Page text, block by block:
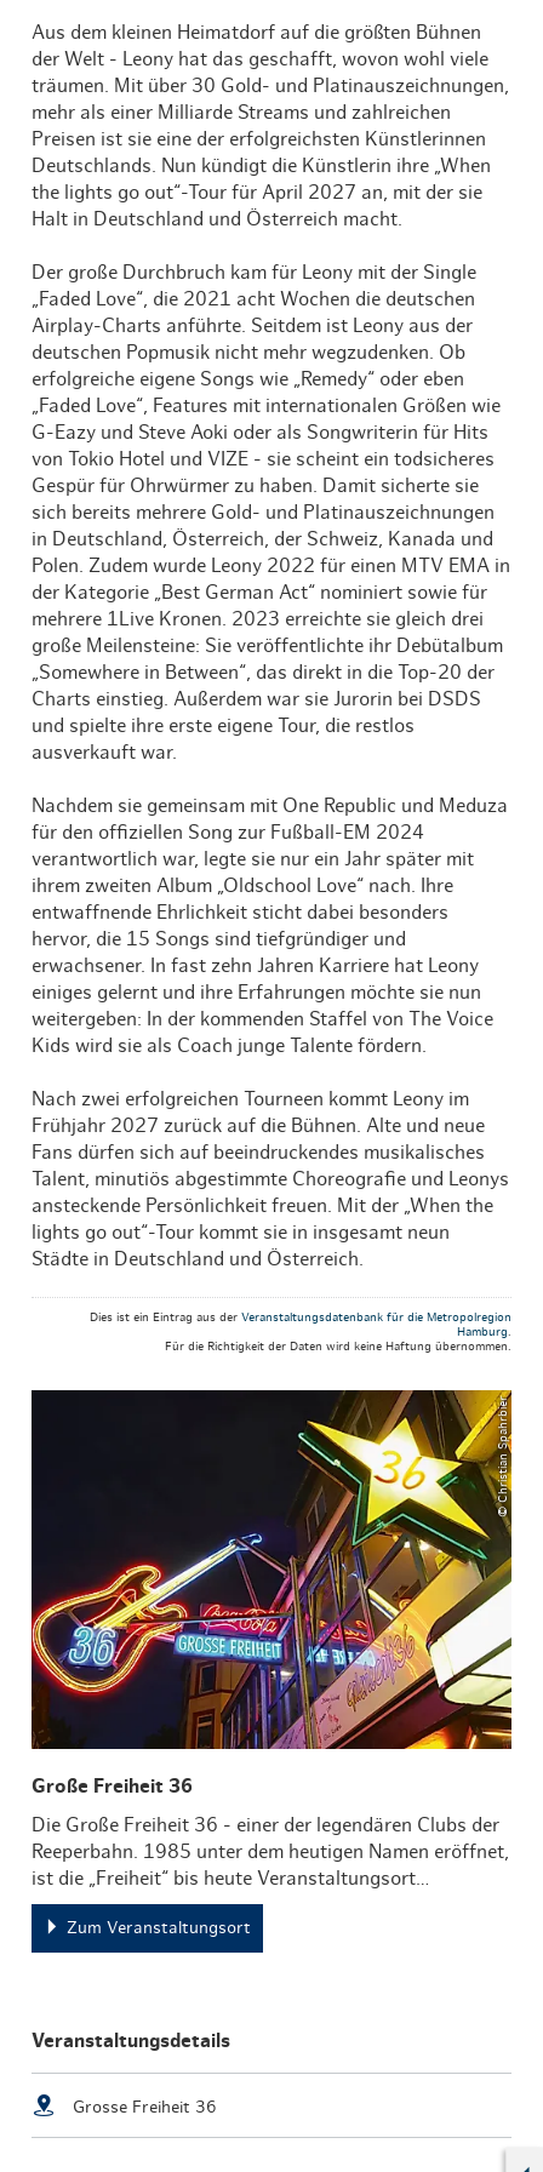
Aus dem kleinen Heimatdorf auf die größten Bühnen
der Welt - Leony hat das geschafft, wovon wohl viele
träumen. Mit über 30 Gold- und Platinauszeichnungen,
mehr als einer Milliarde Streams und zahlreichen
Preisen ist sie eine der erfolgreichsten Künstlerinnen
Deutschlands. Nun kündigt die Künstlerin ihre „When
the lights go out“-Tour für April 2027 an, mit der sie
Halt in Deutschland und Österreich macht.
Der große Durchbruch kam für Leony mit der Single
„Faded Love“, die 2021 acht Wochen die deutschen
Airplay-Charts anführte. Seitdem ist Leony aus der
deutschen Popmusik nicht mehr wegzudenken. Ob
erfolgreiche eigene Songs wie „Remedy“ oder eben
„Faded Love“, Features mit internationalen Größen wie
G-Eazy und Steve Aoki oder als Songwriterin für Hits
von Tokio Hotel und VIZE - sie scheint ein todsicheres
Gespür für Ohrwürmer zu haben. Damit sicherte sie
sich bereits mehrere Gold- und Platinauszeichnungen
in Deutschland, Österreich, der Schweiz, Kanada und
Polen. Zudem wurde Leony 2022 für einen MTV EMA in
der Kategorie „Best German Act“ nominiert sowie für
mehrere 1Live Kronen. 2023 erreichte sie gleich drei
große Meilensteine: Sie veröffentlichte ihr Debütalbum
„Somewhere in Between“, das direkt in die Top-20 der
Charts einstieg. Außerdem war sie Jurorin bei DSDS
und spielte ihre erste eigene Tour, die restlos
ausverkauft war.
Nachdem sie gemeinsam mit One Republic und Meduza
für den offiziellen Song zur Fußball-EM 2024
verantwortlich war, legte sie nur ein Jahr später mit
ihrem zweiten Album „Oldschool Love“ nach. Ihre
entwaffnende Ehrlichkeit sticht dabei besonders
hervor, die 15 Songs sind tiefgründiger und
erwachsener. In fast zehn Jahren Karriere hat Leony
einiges gelernt und ihre Erfahrungen möchte sie nun
weitergeben: In der kommenden Staffel von The Voice
Kids wird sie als Coach junge Talente fördern.
Nach zwei erfolgreichen Tourneen kommt Leony im
Frühjahr 2027 zurück auf die Bühnen. Alte und neue
Fans dürfen sich auf beeindruckendes musikalisches
Talent, minutiös abgestimmte Choreografie und Leonys
ansteckende Persönlichkeit freuen. Mit der „When the
lights go out“-Tour kommt sie in insgesamt neun
Städte in Deutschland und Österreich.
Dies ist ein Eintrag aus der Veranstaltungsdatenbank für die Metropolregion
Hamburg.
Für die Richtigkeit der Daten wird keine Haftung übernommen.
© Christian Spahrbier
Große Freiheit 36
Die Große Freiheit 36 - einer der legendären Clubs der
Reeperbahn. 1985 unter dem heutigen Namen eröffnet,
ist die „Freiheit“ bis heute Veranstaltungsort…
Zum Veranstaltungsort
Veranstaltungsdetails
Grosse Freiheit 36